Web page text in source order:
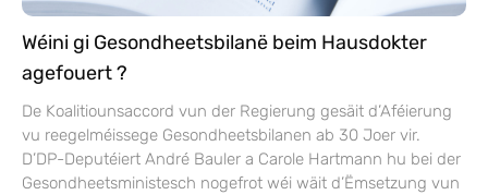
Wéini gi Gesondheetsbilanë beim Hausdokter
agefouert ?
De Koalitiounsaccord vun der Regierung gesäit d’Aféierung
vu reegelméissege Gesondheetsbilanen ab 30 Joer vir.
D’DP-Deputéiert André Bauler a Carole Hartmann hu bei der
Gesondheetsministesch nogefrot wéi wäit d’Ëmsetzung vun